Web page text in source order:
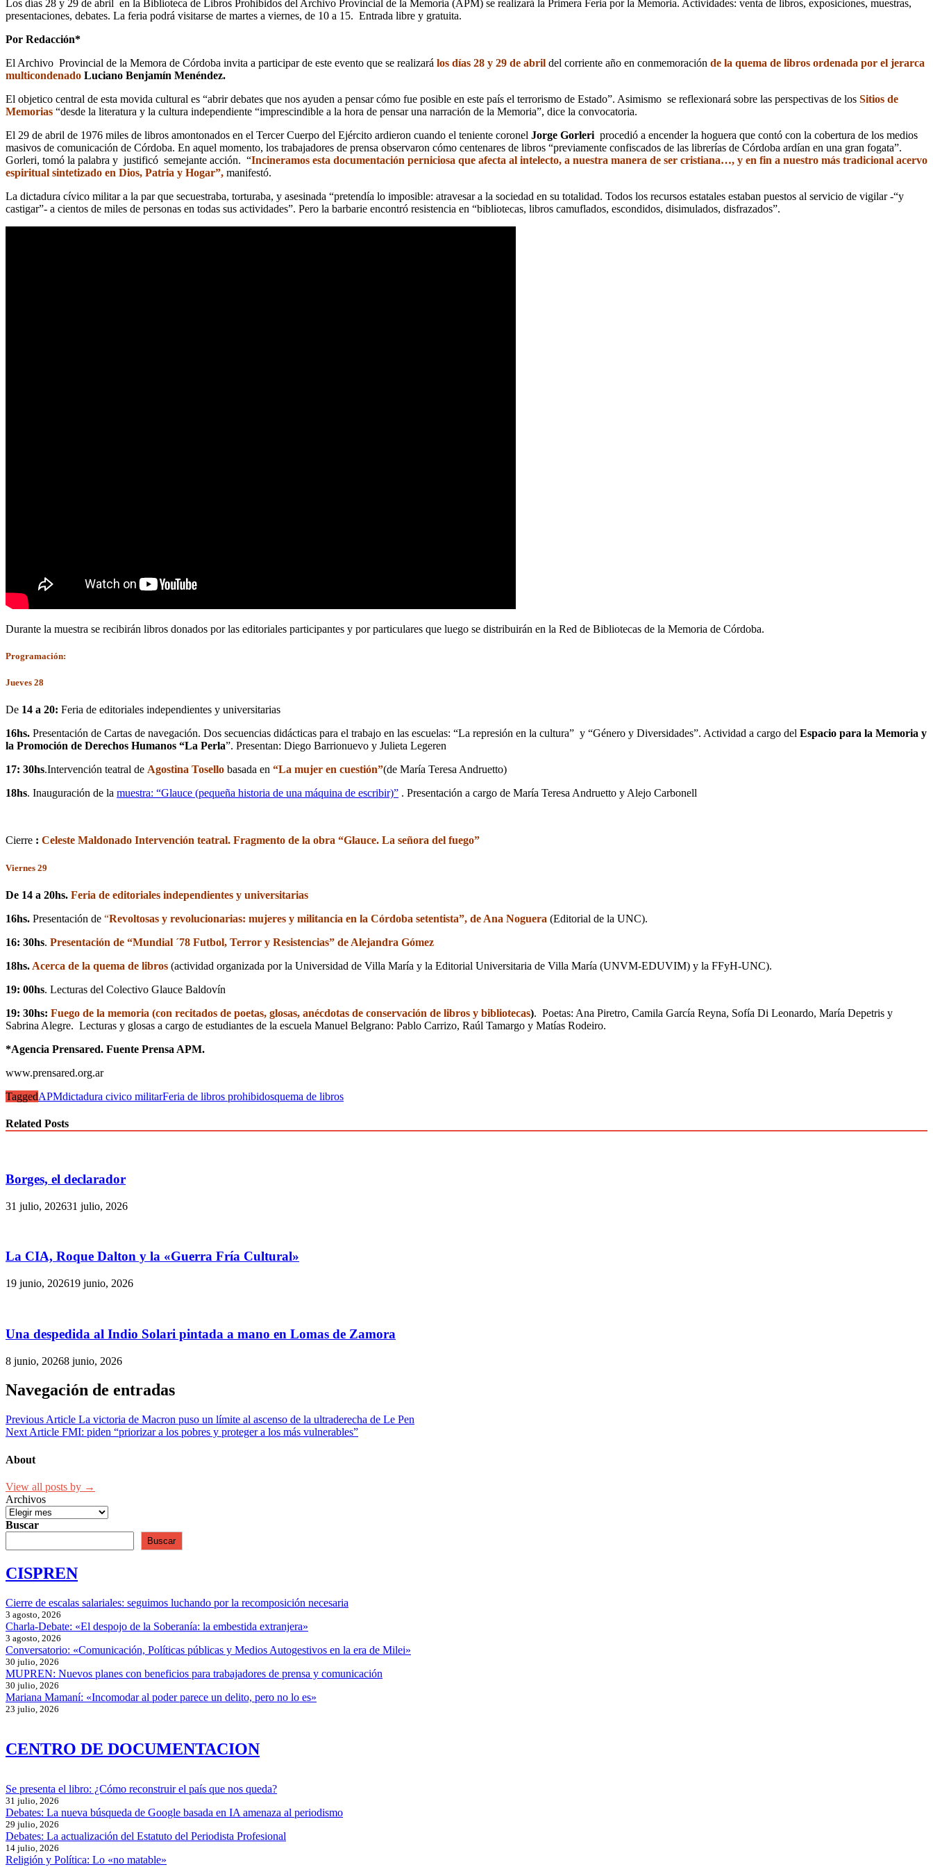
Los días 28 y 29 de abril en la Biblioteca de Libros Prohibidos del Archivo Provincial de la Memoria (APM) se realizará la Primera Feria por la Memoria. Actividades: venta de libros, exposiciones, muestras,
presentaciones, debates. La feria podrá visitarse de martes a viernes, de 10 a 15. Entrada libre y gratuita.
Por Redacción*
El Archivo Provincial de la Memora de Córdoba invita a participar de este evento que se realizará los días 28 y 29 de abril del corriente año en conmemoración de la quema de libros ordenada por el jerarca
multicondenado Luciano Benjamín Menéndez.
El objetico central de esta movida cultural es “abrir debates que nos ayuden a pensar cómo fue posible en este país el terrorismo de Estado”. Asimismo se reflexionará sobre las perspectivas de los Sitios de
Memorias “desde la literatura y la cultura independiente “imprescindible a la hora de pensar una narración de la Memoria”, dice la convocatoria.
El 29 de abril de 1976 miles de libros amontonados en el Tercer Cuerpo del Ejército ardieron cuando el teniente coronel Jorge Gorleri procedió a encender la hoguera que contó con la cobertura de los medios
masivos de comunicación de Córdoba. En aquel momento, los trabajadores de prensa observaron cómo centenares de libros “previamente confiscados de las librerías de Córdoba ardían en una gran fogata”.
Gorleri, tomó la palabra y justificó semejante acción. “Incineramos esta documentación perniciosa que afecta al intelecto, a nuestra manera de ser cristiana…, y en fin a nuestro más tradicional acervo
espiritual sintetizado en Dios, Patria y Hogar”, manifestó.
La dictadura cívico militar a la par que secuestraba, torturaba, y asesinada “pretendía lo imposible: atravesar a la sociedad en su totalidad. Todos los recursos estatales estaban puestos al servicio de vigilar -“y
castigar”- a cientos de miles de personas en todas sus actividades”. Pero la barbarie encontró resistencia en “bibliotecas, libros camuflados, escondidos, disimulados, disfrazados”.
Durante la muestra se recibirán libros donados por las editoriales participantes y por particulares que luego se distribuirán en la Red de Bibliotecas de la Memoria de Córdoba.
Programación:
Jueves 28
De 14 a 20: Feria de editoriales independientes y universitarias
16hs. Presentación de Cartas de navegación. Dos secuencias didácticas para el trabajo en las escuelas: “La represión en la cultura” y “Género y Diversidades”. Actividad a cargo del Espacio para la Memoria y
la Promoción de Derechos Humanos “La Perla”. Presentan: Diego Barrionuevo y Julieta Legeren
17: 30hs.Intervención teatral de Agostina Tosello basada en “La mujer en cuestión”(de María Teresa Andruetto)
18hs. Inauguración de la muestra: “Glauce (pequeña historia de una máquina de escribir)” . Presentación a cargo de María Teresa Andruetto y Alejo Carbonell
Cierre : Celeste Maldonado Intervención teatral. Fragmento de la obra “Glauce. La señora del fuego”
Viernes 29
De 14 a 20hs. Feria de editoriales independientes y universitarias
16hs. Presentación de “Revoltosas y revolucionarias: mujeres y militancia en la Córdoba setentista”, de Ana Noguera (Editorial de la UNC).
16: 30hs. Presentación de “Mundial ´78 Futbol, Terror y Resistencias” de Alejandra Gómez
18hs. Acerca de la quema de libros (actividad organizada por la Universidad de Villa María y la Editorial Universitaria de Villa María (UNVM-EDUVIM) y la FFyH-UNC).
19: 00hs. Lecturas del Colectivo Glauce Baldovín
19: 30hs: Fuego de la memoria (con recitados de poetas, glosas, anécdotas de conservación de libros y bibliotecas). Poetas: Ana Piretro, Camila García Reyna, Sofía Di Leonardo, María Depetris y
Sabrina Alegre. Lecturas y glosas a cargo de estudiantes de la escuela Manuel Belgrano: Pablo Carrizo, Raúl Tamargo y Matías Rodeiro.
*Agencia Prensared. Fuente Prensa APM.
www.prensared.org.ar
TaggedAPMdictadura civico militarFeria de libros prohibidosquema de libros
Related Posts
Borges, el declarador
31 julio, 202631 julio, 2026
La CIA, Roque Dalton y la «Guerra Fría Cultural»
19 junio, 202619 junio, 2026
Una despedida al Indio Solari pintada a mano en Lomas de Zamora
8 junio, 20268 junio, 2026
Navegación de entradas
Previous Article La victoria de Macron puso un límite al ascenso de la ultraderecha de Le Pen
Next Article FMI: piden “priorizar a los pobres y proteger a los más vulnerables”
About
View all posts by →
Archivos
Buscar
Buscar
CISPREN
Cierre de escalas salariales: seguimos luchando por la recomposición necesaria
3 agosto, 2026
Charla-Debate: «El despojo de la Soberanía: la embestida extranjera»
3 agosto, 2026
Conversatorio: «Comunicación, Políticas públicas y Medios Autogestivos en la era de Milei»
30 julio, 2026
MUPREN: Nuevos planes con beneficios para trabajadores de prensa y comunicación
30 julio, 2026
Mariana Mamaní: «Incomodar al poder parece un delito, pero no lo es»
23 julio, 2026
CENTRO DE DOCUMENTACION
Se presenta el libro: ¿Cómo reconstruir el país que nos queda?
31 julio, 2026
Debates: La nueva búsqueda de Google basada en IA amenaza al periodismo
29 julio, 2026
Debates: La actualización del Estatuto del Periodista Profesional
14 julio, 2026
Religión y Política: Lo «no matable»